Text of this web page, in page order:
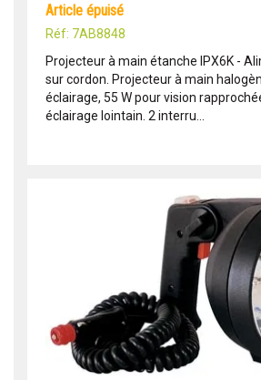
article épuisé
Réf: 7AB8848
Projecteur à main étanche IPX6K -
sur cordon. Projecteur à main
éclairage, 55 W pour vision
éclairage lointain. 2 interru...